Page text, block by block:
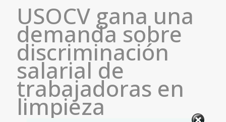
USOCV gana una
demanda sobre
discriminación
salarial de
trabajadoras en
limpieza